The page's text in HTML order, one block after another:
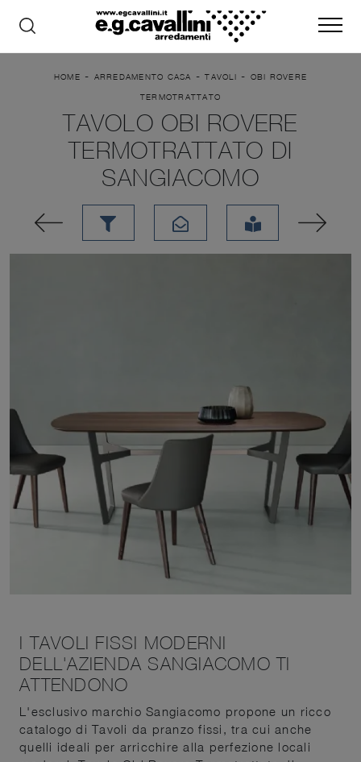
HOME - ARREDAMENTO CASA -TAVOLI - OBI ROVERE
TERMOTRATTATO
TAVOLO OBI ROVERE
TERMOTRATTATO DI
SANGIACOMO
I TAVOLI FISSI MODERNI
DELL'AZIENDA SANGIACOMO TI
ATTENDONO
L'esclusivo marchio Sangiacomo propone un ricco
catalogo di Tavoli da pranzo fissi, tra cui anche
quelli ideali per arricchire alla perfezione locali